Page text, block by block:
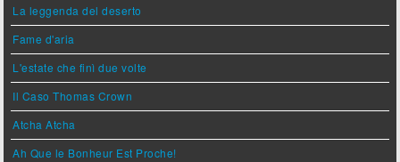
La leggenda del deserto
Fame d'aria
L'estate che finì due volte
Il Caso Thomas Crown
Atcha Atcha
Ah Que le Bonheur Est Proche!